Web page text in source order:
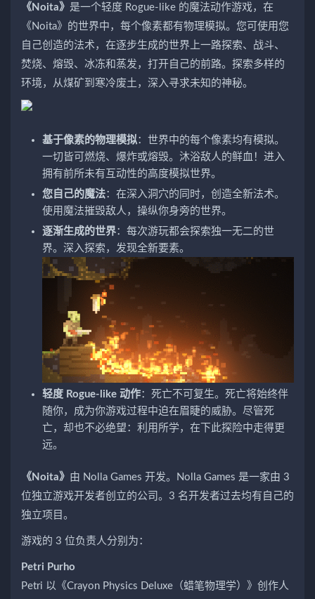
《Noita》 是一个轻度 Rogue-like 的魔法动作游戏，在
《Noita》的世界中，每个像素都有物理模拟。您可使用您
自己创造的法术，在逐步生成的世界上一路探索、战斗、
焚烧、熔毁、冰冻和蒸发，打开自己的前路。探索多样的
环境，从煤矿到寒冷废土，深入寻求未知的神秘。
基于像素的物理模拟：世界中的每个像素均有模拟。
一切皆可燃烧、爆炸或熔毁。沐浴敌人的鲜血！进入
拥有前所未有互动性的高度模拟世界。
您自己的魔法：在深入洞穴的同时，创造全新法术。
使用魔法摧毁敌人，操纵你身旁的世界。
逐渐生成的世界：每次游玩都会探索独一无二的世
界。深入探索，发现全新要素。
轻度 Rogue-like 动作：死亡不可复生。死亡将始终伴
随你，成为你游戏过程中迫在眉睫的威胁。尽管死
亡，却也不必绝望：利用所学，在下此探险中走得更
远。
《Noita》 由 Nolla Games 开发。Nolla Games 是一家由 3
位独立游戏开发者创立的公司。3 名开发者过去均有自己的
独立项目。
游戏的 3 位负责人分别为：
Petri Purho
Petri 以《Crayon Physics Deluxe （蜡笔物理学）》创作人